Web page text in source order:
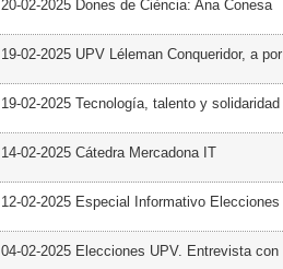
20-02-2025 Dones de Ciència: Ana Conesa
19-02-2025 UPV Léleman Conqueridor, a
19-02-2025 Tecnología, talento y
14-02-2025 Cátedra Mercadona IT
12-02-2025 Especial Informativo Elecciones
04-02-2025 Elecciones UPV. Entrevista con